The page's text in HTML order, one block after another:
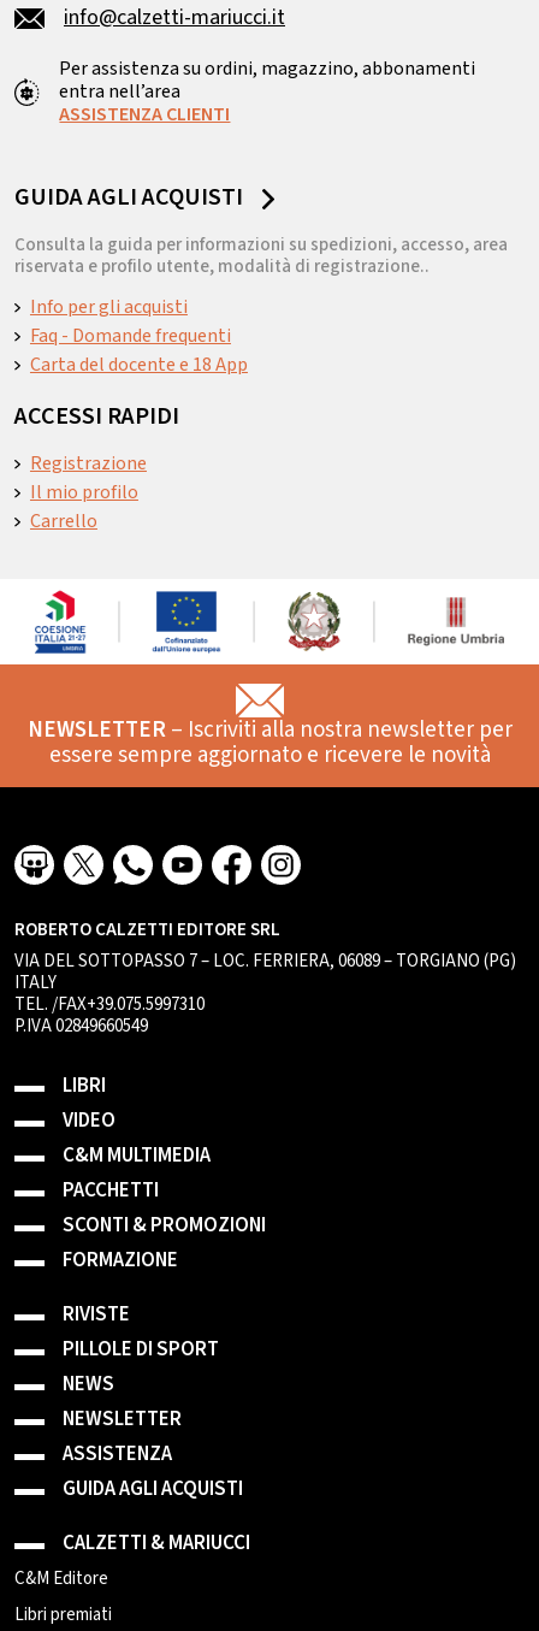
info@calzetti-mariucci.it
Per assistenza su ordini, magazzino, abbonamenti
entra nell’area
ASSISTENZA CLIENTI
GUIDA AGLI ACQUISTI
Consulta la guida per informazioni su spedizioni, accesso, area
riservata e profilo utente, modalità di registrazione..
Info per gli acquisti
Faq - Domande frequenti
Carta del docente e 18 App
ACCESSI RAPIDI
Registrazione
Il mio profilo
Carrello
NEWSLETTER– Iscriviti alla nostra newsletter per
essere sempre aggiornato e ricevere le novità
ROBERTO CALZETTI EDITORE SRL
VIA DEL SOTTOPASSO 7 – LOC. FERRIERA, 06089 – TORGIANO (PG)
ITALY
TEL. /FAX+39.075.5997310
P.IVA 02849660549
LIBRI
VIDEO
C&M MULTIMEDIA
PACCHETTI
SCONTI & PROMOZIONI
FORMAZIONE
RIVISTE
PILLOLE DI SPORT
NEWS
NEWSLETTER
ASSISTENZA
GUIDA AGLI ACQUISTI
CALZETTI & MARIUCCI
C&M Editore
Libri premiati